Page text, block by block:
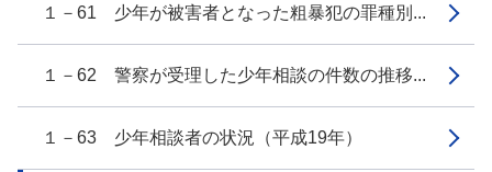
１－61 少年が被害者となった粗暴犯の罪種別...
１－62 警察が受理した少年相談の件数の推移...
１－63 少年相談者の状況（平成19年）